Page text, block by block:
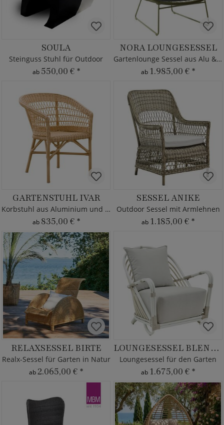
SOULA
Steinguss Stuhl für Outdoor
ab 550,00 € *
NORA LOUNGESESSEL
Gartenlounge Sessel aus Alu & Seil mit Kissen
ab 1.985,00 € *
GARTENSTUHL IVAR
Korbstuhl aus Aluminium und Rattan
ab 835,00 € *
SESSEL ANIKE
Outdoor Sessel mit Armlehnen
ab 1.185,00 € *
RELAXSESSEL BIRTE
Realx-Sessel für Garten in Natur
ab2.065,00 € *
LOUNGESESSEL BLENDA
Loungesessel für den Garten
ab 1.675,00 € *